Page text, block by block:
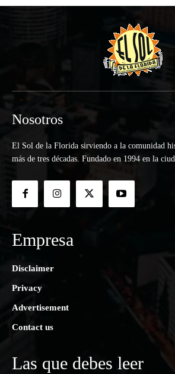
Nosotros
El Sol de la Florida sirviendo a la comunidad
más de tres décadas. Fundado en 1994 en la
Empresa
Disclaimer
Privacy
Advertisement
Contact us
Las que debes leer